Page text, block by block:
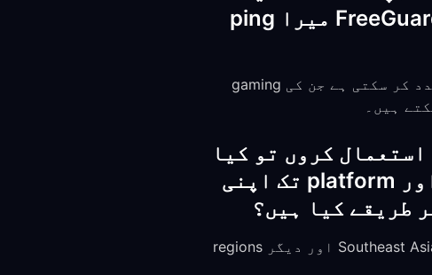
iPhone پر Mobile Legends کھیل رہا ہوں تو کیا FreeGuard VPN میرا ping
جی ہاں۔ FreeGuard کے ذریعے routing mobile carriers پر ping بہتر بنانے میں مدد کر سکتی ہے جن کی gaming
اگر میں ranked matches کھیلتے ہوئے FreeGuard VPN استعمال کروں تو کیا
Moonton میرا Mobile Legends account ban کرے گا، اور platform تک اپنی
Mobile Legends VPN usage پر کھلاڑیوں کو ban نہیں کرتا۔ VPNs عام طور پر Southeast Asia اور دیگر regions